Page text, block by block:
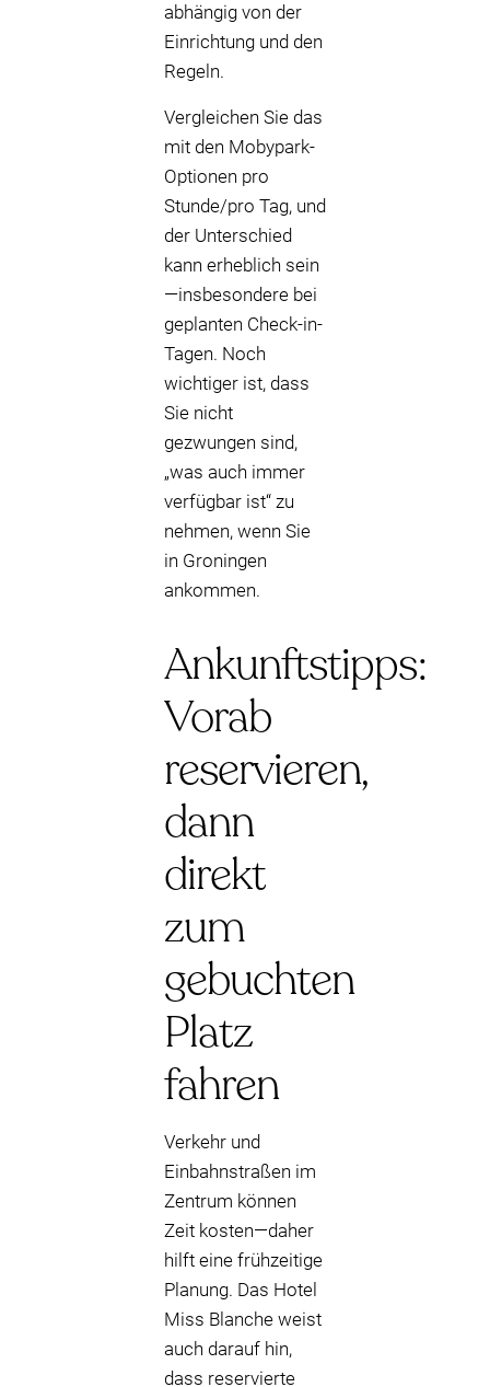
abhängig von der
Einrichtung und den
Regeln.
Vergleichen Sie das
mit den Mobypark-
Optionen pro
Stunde/pro Tag, und
der Unterschied
kann erheblich sein
—insbesondere bei
geplanten Check-in-
Tagen. Noch
wichtiger ist, dass
Sie nicht
gezwungen sind,
„was auch immer
verfügbar ist“ zu
nehmen, wenn Sie
in Groningen
ankommen.
Ankunftstipps:
Vorab
reservieren,
dann
direkt
zum
gebuchten
Platz
fahren
Verkehr und
Einbahnstraßen im
Zentrum können
Zeit kosten—daher
hilft eine frühzeitige
Planung. Das Hotel
Miss Blanche weist
auch darauf hin,
dass reservierte